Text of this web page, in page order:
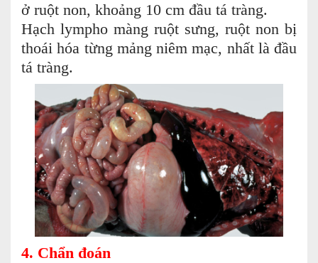
ở ruột non, khoảng 10 cm đầu tá tràng.
Hạch lympho màng ruột sưng, ruột non bị
thoái hóa từng mảng niêm mạc, nhất là đầu
tá tràng.
4. Chẩn đoán